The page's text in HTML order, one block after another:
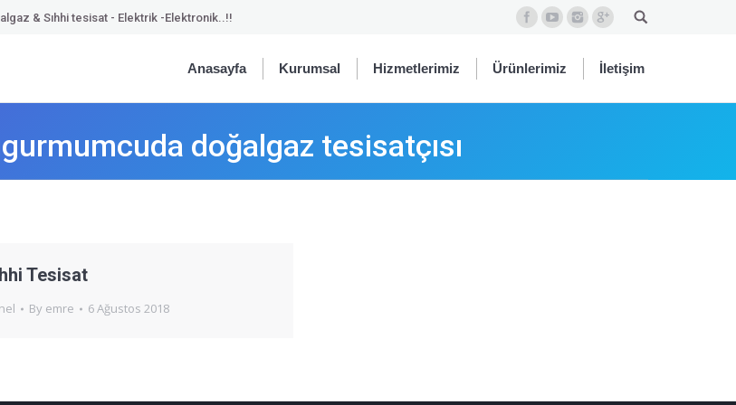
& Sıhhi tesisat - Elektrik -Elektronik..!!
Anasayfa Kurumsal Hizmetlerimiz Ürünlerimiz İletişim
doğalgaz tesisatçısı
Tesisat
By emre 6 Ağustos 2018